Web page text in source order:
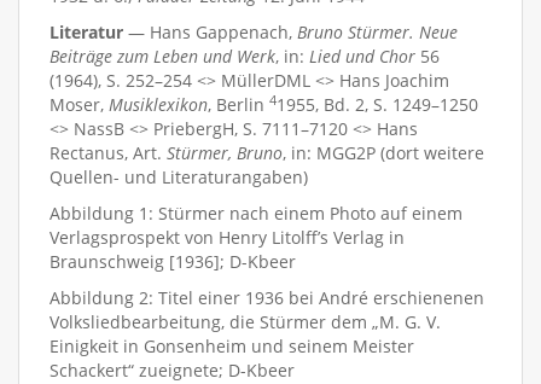
Literatur — Hans Gappenach, Bruno Stürmer. Neue
Beiträge zum Leben und Werk, in: Lied und Chor 56
(1964), S. 252–254 <> MüllerDML <> Hans Joachim
Moser, Musiklexikon, Berlin 41955, Bd. 2, S. 1249–1250
<> NassB <> PriebergH, S. 7111–7120 <> Hans
Rectanus, Art. Stürmer, Bruno, in: MGG2P (dort weitere
Quellen- und Literaturangaben)
Abbildung 1: Stürmer nach einem Photo auf einem
Verlagsprospekt von Henry Litolff’s Verlag in
Braunschweig [1936]; D-Kbeer
Abbildung 2: Titel einer 1936 bei André erschienenen
Volksliedbearbeitung, die Stürmer dem „M. G. V.
Einigkeit in Gonsenheim und seinem Meister
Schackert“ zueignete; D-Kbeer